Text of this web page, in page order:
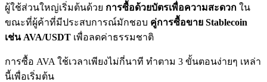
ผู้ใช้ส่วนใหญ่เริ่มต้นด้วย การซื้อด้วยบัตรเพื่อความสะดวก ใน
ขณะที่ผู้ค้าที่มีประสบการณ์มักชอบ คู่การซื้อขาย Stablecoin
เช่น AVA/USDT เพื่อลดค่าธรรมชาติ
การซื้อ AVA ใช้เวลาเพียงไม่กี่นาที ทำตาม 3 ขั้นตอนง่ายๆ เหล่า
นี้เพื่อเริ่มต้น